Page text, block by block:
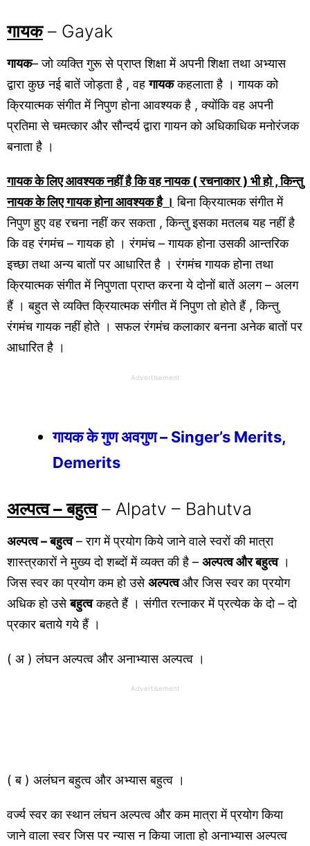
गायक– Gayak
गायक– जो व्यक्ति गुरू से प्राप्त शिक्षा में अपनी शिक्षा तथा अभ्यास
द्वारा कुछ नई बातें जोड़ता है , वहगायककहलाता है । गायक को
क्रियात्मक संगीत में निपुण होना आवश्यक है , क्योंकि वह अपनी
प्रतिमा से चमत्कार और सौन्दर्य द्वारा गायन को अधिकाधिक मनोरंजक
बनाता है ।
गायक के लिए आवश्यक नहीं है कि वह नायक ( रचनाकार ) भी हो , किन्तु
नायक के लिए गायक होना आवश्यक है । बिना क्रियात्मक संगीत में
निपुण हुए वह रचना नहीं कर सकता , किन्तु इसका मतलब यह नहीं है
कि वह रंगमंच – गायक हो । रंगमंच – गायक होना उसकी आन्तरिक
इच्छा तथा अन्य बातों पर आधारित है । रंगमंच गायक होना तथा
क्रियात्मक संगीत में निपुणता प्राप्त करना ये दोनों बातें अलग – अलग
हैं । बहुत से व्यक्ति क्रियात्मक संगीत में निपुण तो होते हैं , किन्तु
रंगमंच गायक नहीं होते । सफल रंगमंच कलाकार बनना अनेक बातों पर
आधारित है ।
Advertisement
गायक के गुण अवगुण – Singer’s Merits,
Demerits
अल्पत्व – बहुत्व– Alpatv – Bahutva
अल्पत्व – बहुत्व– राग में प्रयोग किये जाने वाले स्वरों की मात्रा
शास्त्रकारों ने मुख्य दो शब्दों में व्यक्त की है – अल्पत्व और बहुत्व।
जिस स्वर का प्रयोग कम हो उसेअल्पत्वऔर जिस स्वर का प्रयोग
अधिक हो उसेबहुत्वकहते हैं । संगीत रत्नाकर में प्रत्येक के दो – दो
प्रकार बताये गये हैं ।
( अ ) लंघन अल्पत्व और अनाभ्यास अल्पत्व ।
Advertisement
( ब ) अलंघन बहुत्व और अभ्यास बहुत्व ।
वर्ज्य स्वर का स्थान लंघन अल्पत्व और कम मात्रा में प्रयोग किया
जाने वाला स्वर जिस पर न्यास न किया जाता हो अनाभ्यास अल्पत्व